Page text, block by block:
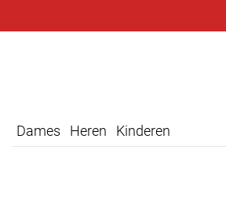
Dames Heren Kinderen